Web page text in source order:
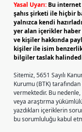
Yasal Uyarı: Bu
şahıs şirketi ile hiçbir
yalnızca kendi
yer alan içerikler
ve kişiler hakkında
kişiler ile isim
bilgiler taslak
Sitemiz, 5651 Sayılı
Kurumu (BTK)
vermektedir. Bu
veya araştırma
yazdıkları içeriklerin
bu sorumluluğu kabul